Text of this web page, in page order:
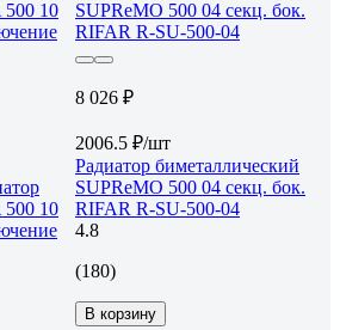
10
8 026 ₽
2006.5 ₽/шт
Радиатор биметаллический
SUPReMO 500 04 секц. бок.
RIFAR R-SU-500-04
4.8
(180)
В корзину